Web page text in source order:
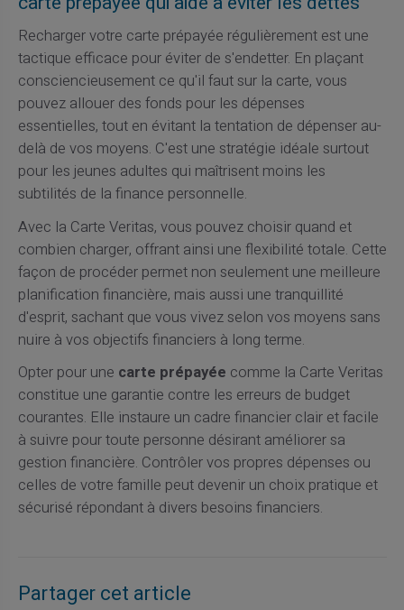
Recharger votre carte prépayée régulièrement est une
tactique efficace pour éviter de s'endetter. En plaçant
consciencieusement ce qu'il faut sur la carte, vous
pouvez allouer des fonds pour les dépenses
essentielles, tout en évitant la tentation de dépenser au-
delà de vos moyens. C'est une stratégie idéale surtout
pour les jeunes adultes qui maîtrisent moins les
subtilités de la finance personnelle.
Avec la Carte Veritas, vous pouvez choisir quand et
combien charger, offrant ainsi une flexibilité totale. Cette
façon de procéder permet non seulement une meilleure
planification financière, mais aussi une tranquillité
d'esprit, sachant que vous vivez selon vos moyens sans
nuire à vos objectifs financiers à long terme.
Opter pour une carte prépayée comme la Carte Veritas
constitue une garantie contre les erreurs de budget
courantes. Elle instaure un cadre financier clair et facile
à suivre pour toute personne désirant améliorer sa
gestion financière. Contrôler vos propres dépenses ou
celles de votre famille peut devenir un choix pratique et
sécurisé répondant à divers besoins financiers.
Partager cet article